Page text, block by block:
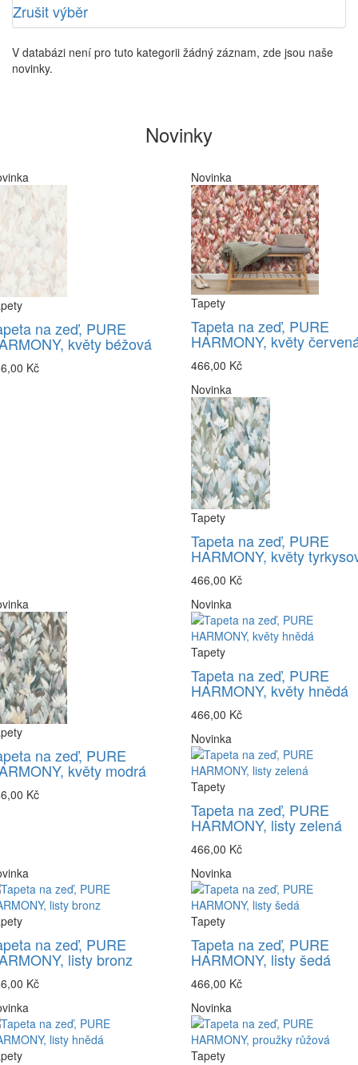
Zrušit výběr
V databázi není pro tuto kategorii žádný záznam, zde jsou naše
novinky.
Novinky
na zeď, PURE
květy béžová
Kč
Novinka
Tapety
Tapeta na zeď, PURE
HARMONY, květy
466,00 Kč
Novinka
Tapety
Tapeta na zeď, PURE
HARMONY, květy
466,00 Kč
na zeď, PURE
květy modrá
Kč
Novinka
Tapety
Tapeta na zeď, PURE
HARMONY, květy hnědá
466,00 Kč
Novinka
Tapety
Tapeta na zeď, PURE
HARMONY, listy zelená
466,00 Kč
na zeď, PURE
listy bronz
Kč
Novinka
Tapety
Tapeta na zeď, PURE
HARMONY, listy šedá
466,00 Kč
Novinka
Tapety